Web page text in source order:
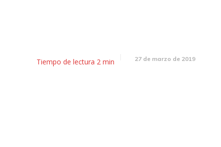
Tiempo de lectura 2min 27 de marzo de 2019